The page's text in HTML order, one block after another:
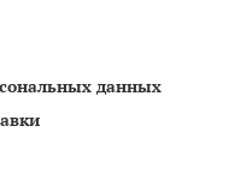
данных